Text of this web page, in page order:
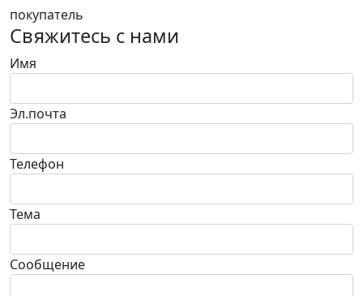
покупатель
Свяжитесь с нами
Имя
Эл.почта
Телефон
Тема
Сообщение